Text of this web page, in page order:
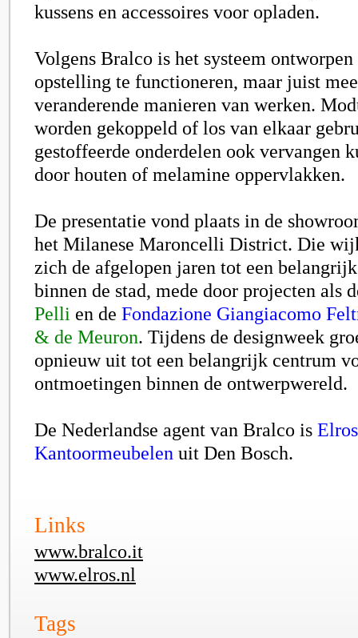
kussens en accessoires voor opladen.
Volgens Bralco is het systeem
opstelling te functioneren, maar juist
veranderende manieren van werken.
worden gekoppeld of los van elkaar
gestoffeerde onderdelen ook vervangen
door houten of melamine oppervlakken.
De presentatie vond plaats in de
het Milanese Maroncelli District. Die
zich de afgelopen jaren tot een
binnen de stad, mede door projecten als
Pelli en de Fondazione Giangiacomo
& de Meuron. Tijdens de designweek
opnieuw uit tot een belangrijk centrum
ontmoetingen binnen de ontwerpwereld.
De Nederlandse agent van Bralco is Elros
Kantoormeubelen uit Den Bosch.
Links
www.bralco.it
www.elros.nl
Tags